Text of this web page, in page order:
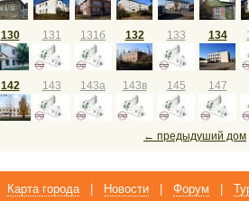
130 131 131б 132 133 134
142 143 143а 143в 145 147
← предыдуший дом
Карта города Новости Форум